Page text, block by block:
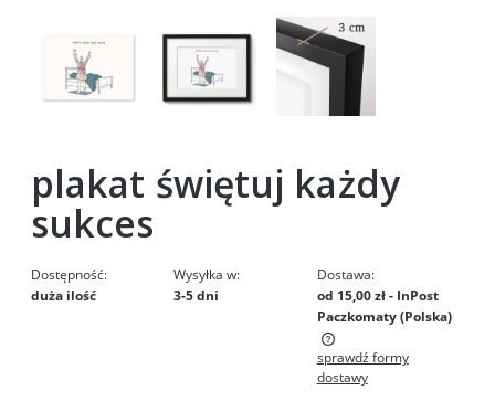
plakat świętuj każdy
sukces
Dostępność:
duża ilość
Wysyłka w:
3-5 dni
Dostawa:
od 15,00 zł- InPost
Paczkomaty(Polska)
Cena nie zawiera ewentualnych kosztów płatności
sprawdź formy
dostawy